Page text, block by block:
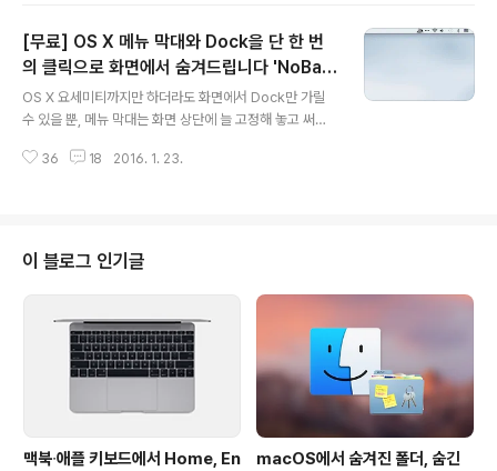
죠. 이번에 소개해 드리는 'CopyCopy'는 이종 운영체제
간에 클립보드를 자유롭게 공유할 수 있는 앱입니다. 사실
윈도우와 모바일 버전이 일찍이 나와 있었는데, 며칠전 맥
버전이 마져 출시되면서 맥에서도 자유롭게 이용할 수 있
게 된 것입니다. 다른 기능은 없고 오로지 클립보드를 연동
하는데에만 초점이 맞춰져 있는데 , 되려 이런 점 때문에 사
[무료] OS X 메뉴 막대와 Dock을 단 한 번
의 클릭으로 화면에서 숨겨드립니다 'NoBar
s'
OS X 요세미티까지만 하더라도 화면에서 Dock만 가릴
수 있을 뿐, 메뉴 막대는 화면 상단에 늘 고정해 놓고 써야
은 것이라고 할 수 있죠. 하지만 OS X 엘 캐피탄부터는 그
만큼 뭔가를 더 보거나 열어 놓을 수 있다는 점이겠죠. 특히
12인치 맥북이나 맥북에어처럼 세로 픽셀 하나가 아쉬운
노트북 사용자라면 눈여겨 볼 만한 기능입니다.하지만 키
보드 단축키(cmd+opt+D)로 쉽게 가릴 수 있는 Dock에
비해 메뉴 막대를 가리는 과정은 상당히 번거롭습니다. 
> 시스템 환경설..
36 18 2016. 1. 23.
이 블로그 인기글
맥북∙애플 키보드에서 Home, En
macOS에서 숨겨진 폴더, 숨긴